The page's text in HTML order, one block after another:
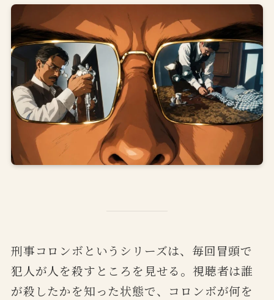
刑事コロンボというシリーズは、毎回冒頭で
犯人が人を殺すところを見せる。視聴者は誰
が殺したかを知った状態で、コロンボが何を